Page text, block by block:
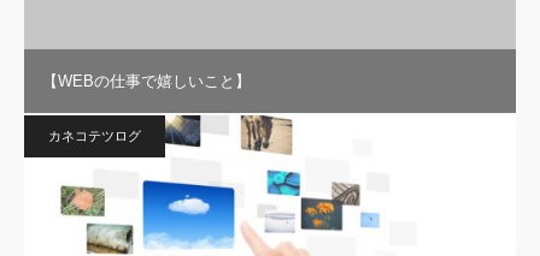
【WEBの仕事で嬉しいこと】
カネコテツログ